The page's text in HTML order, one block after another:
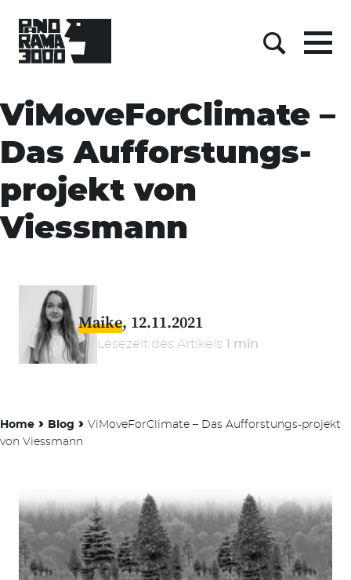
content
Menu
ViMoveForClimate –
Das Aufforstungs-
projekt von
Viessmann
Maike 12.11.2021
Lesezeit des Artikels 1 min
Home › Blog › ViMoveForClimate – Das Aufforstungs-projekt
von Viessmann